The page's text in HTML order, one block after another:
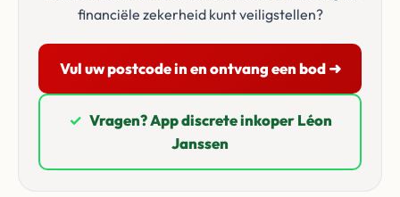
financiële zekerheid kunt veiligstellen?
Vul uw postcode in en ontvang een bod ➜
✓ Vragen? App discrete inkoper Léon
Janssen